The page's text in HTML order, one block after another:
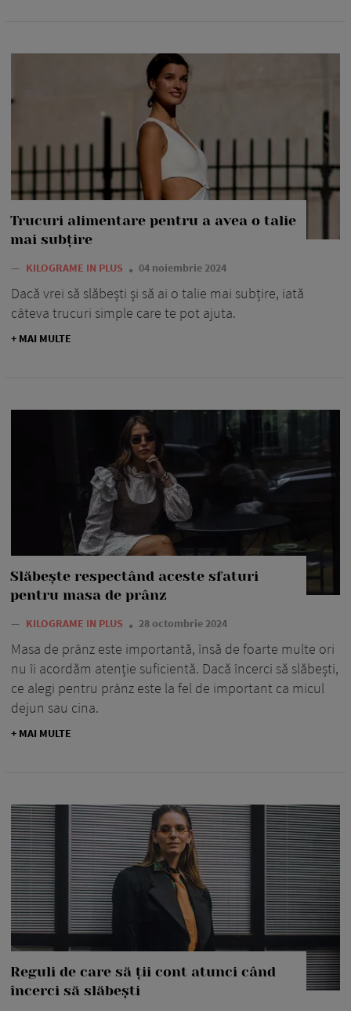
Trucuri alimentare pentru a avea o talie
mai subțire
— KILOGRAME IN PLUS 04 noiembrie 2024
Dacă vrei să slăbești și să ai o talie mai subțire, iată
câteva trucuri simple care te pot ajuta.
+ MAI MULTE
Slăbește respectând aceste sfaturi
pentru masa de prânz
— KILOGRAME IN PLUS 28 octombrie 2024
Masa de prânz este importantă, însă de foarte multe ori
nu îi acordăm atenție suficientă. Dacă încerci să slăbești,
ce alegi pentru prânz este la fel de important ca micul
dejun sau cina.
+ MAI MULTE
Reguli de care să ții cont atunci când
încerci să slăbești